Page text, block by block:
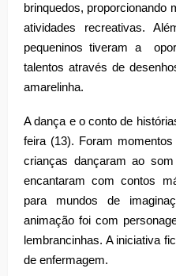
brinquedos, proporcionando
atividades recreativas.
pequeninos tiveram a
talentos através de
amarelinha.
A dança e o conto de
feira (13). Foram
crianças dançaram ao
encantaram com contos
para mundos de
animação foi com
lembrancinhas. A iniciativa
de enfermagem.